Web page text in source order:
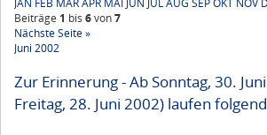
JAN FEB MÄRAPR MAI JUN JULAUG SEPOKT NOV
Beiträge 1 bis 6von7
Nächste Seite »
Juni 2002
Zur Erinnerung - Ab Sonntag, 30.
Freitag, 28. Juni 2002) laufen